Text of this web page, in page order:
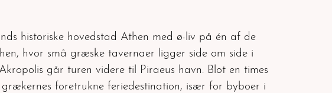
historiske hovedstad Athen med ø-liv på én af de
hvor små græske tavernaer ligger side om side i
går turen videre til Piraeus havn. Blot en times
foretrukne feriedestination, især for byboer i